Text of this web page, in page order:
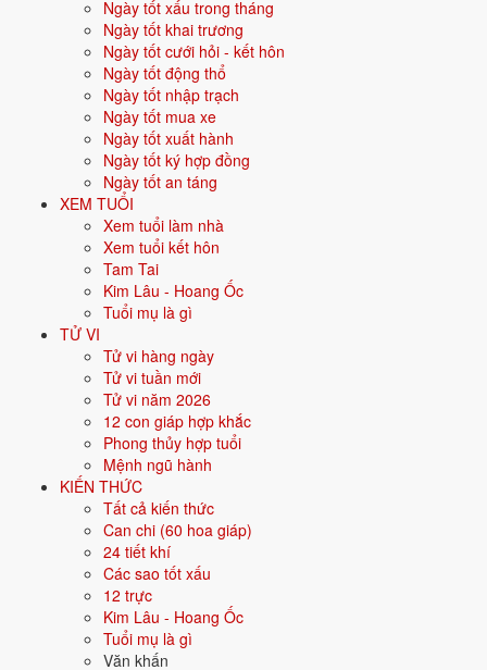
Ngày tốt xấu trong tháng
Ngày tốt khai trương
Ngày tốt cưới hỏi - kết hôn
Ngày tốt động thổ
Ngày tốt nhập trạch
Ngày tốt mua xe
Ngày tốt xuất hành
Ngày tốt ký hợp đồng
Ngày tốt an táng
XEM TUỔI
Xem tuổi làm nhà
Xem tuổi kết hôn
Tam Tai
Kim Lâu - Hoang Ốc
Tuổi mụ là gì
TỬ VI
Tử vi hàng ngày
Tử vi tuần mới
Tử vi năm 2026
12 con giáp hợp khắc
Phong thủy hợp tuổi
Mệnh ngũ hành
KIẾN THỨC
Tất cả kiến thức
Can chi (60 hoa giáp)
24 tiết khí
Các sao tốt xấu
12 trực
Kim Lâu - Hoang Ốc
Tuổi mụ là gì
Văn khấn
Vận khí khi sinh:Vận 6 Lục Bạch Kim (1964-1983) - Quyền lực, công
2026: 52 tuổi mụ, năm Bính Ngọ - Bình hoà với Thái Tuế.
Sinh năm 1975 là tuổi gì, mệnh gì?
Người sinh năm1975là tuổiẤt Mão
, mệnhThủy. Màu hợp gồm Đen, Xanh dương, Xanh nước biển;
hướng hợp là Bắc. Bảng dưới đây tóm tắt 10 chỉ số cốt lõi:
Năm sinh dương
1975
Ất Mão
Mão - Con Mèo
Đại Khe Thủy
Mệnh ngũ hành 💧Thủy
Màu hợp Đen
Xanh nước biển
Hướng hợp Bắc
Hành tương sinh
Kim (Kim sinh Thủy); Mộc (Thủy sinh
Mộc)